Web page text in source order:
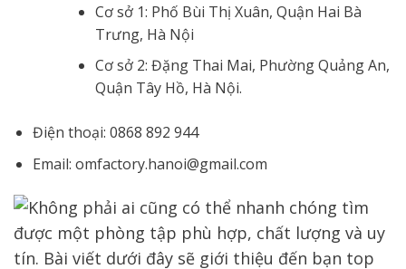
Cơ sở 1: Phố Bùi Thị Xuân, Quận Hai Bà
Trưng, Hà Nội
Cơ sở 2: Đặng Thai Mai, Phường Quảng An,
Quận Tây Hồ, Hà Nội.
Điện thoại: 0868 892 944
Email: omfactory.hanoi@gmail.com